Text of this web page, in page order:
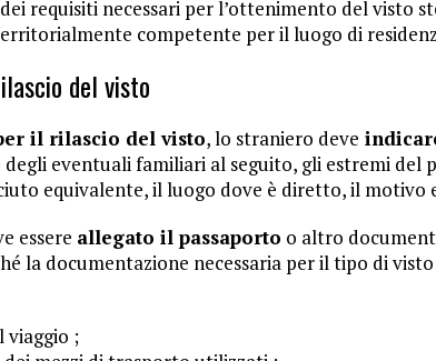
requisiti necessari per l’ottenimento del visto
competente per il luogo di
del visto
il rilascio del visto, lo straniero deve
eventuali familiari al seguito, gli estremi del
equivalente, il luogo dove è diretto, il motivo
essere allegato il passaporto o altro
la documentazione necessaria per il tipo di
viaggio ;